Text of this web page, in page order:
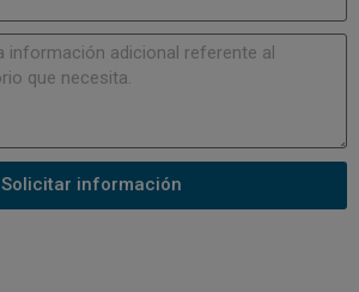
Solicitar información